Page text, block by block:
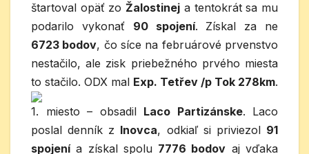
štartoval opäť zoŽalostinej a tentokrát sa mu
podarilo vykonať 90 spojení. Získal za ne
6723 bodov, čo síce na februárové prvenstvo
nestačilo, ale zisk priebežného prvého miesta
to stačilo. ODX mal Exp. Tetřev /p Tok 278km.
1. miesto – obsadil Laco Partizánske. Laco
poslal denník z Inovca, odkiaľ si priviezol 91
spojenía získal spolu 7776 bodov aj vďaka